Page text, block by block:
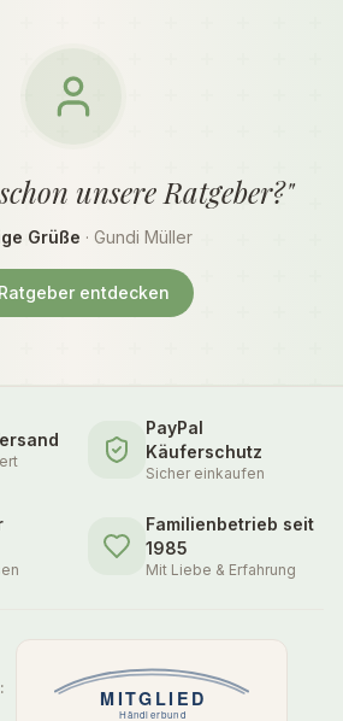
unsere Ratgeber?"
Grüße · Gundi Müller
Ratgeber entdecken
PayPal
Käuferschutz
Sicher einkaufen
Familienbetrieb seit
1985
Mit Liebe & Erfahrung